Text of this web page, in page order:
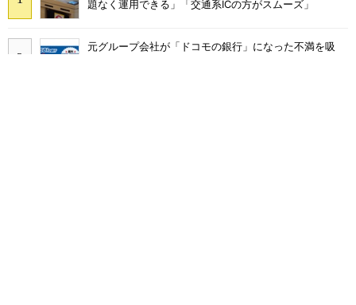
題なく運用できる」「交通系ICの方がスムーズ」
元グループ会社が「ドコモの銀行」になった不満を吸